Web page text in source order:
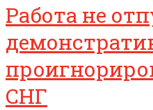
Работа не
СНГ